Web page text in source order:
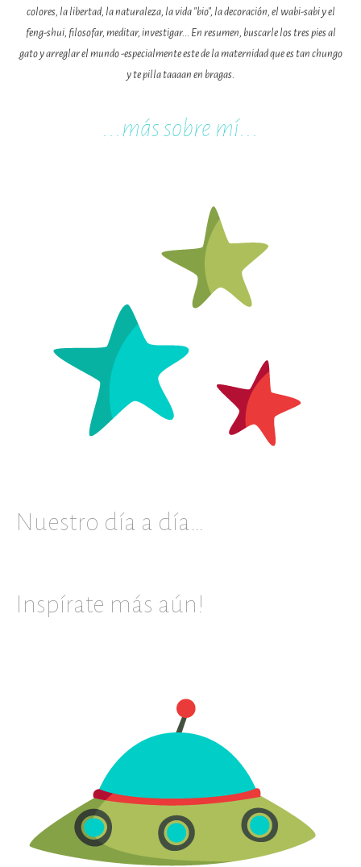
colores, la libertad, la naturaleza, la vida "bio", la decoración, el wabi-sabi y el
feng-shui, filosofar, meditar, investigar... En resumen, buscarle los tres pies al
gato y arreglar el mundo -especialmente este de la maternidad que es tan chungo
y te pilla taaaan en bragas.
...más sobre mí...
Nuestro día a día…
Inspírate más aún!